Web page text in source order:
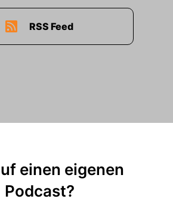
RSS Feed
einen eigenen
Podcast?